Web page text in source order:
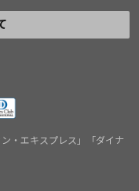
ン・エキスプレス」「ダイナ